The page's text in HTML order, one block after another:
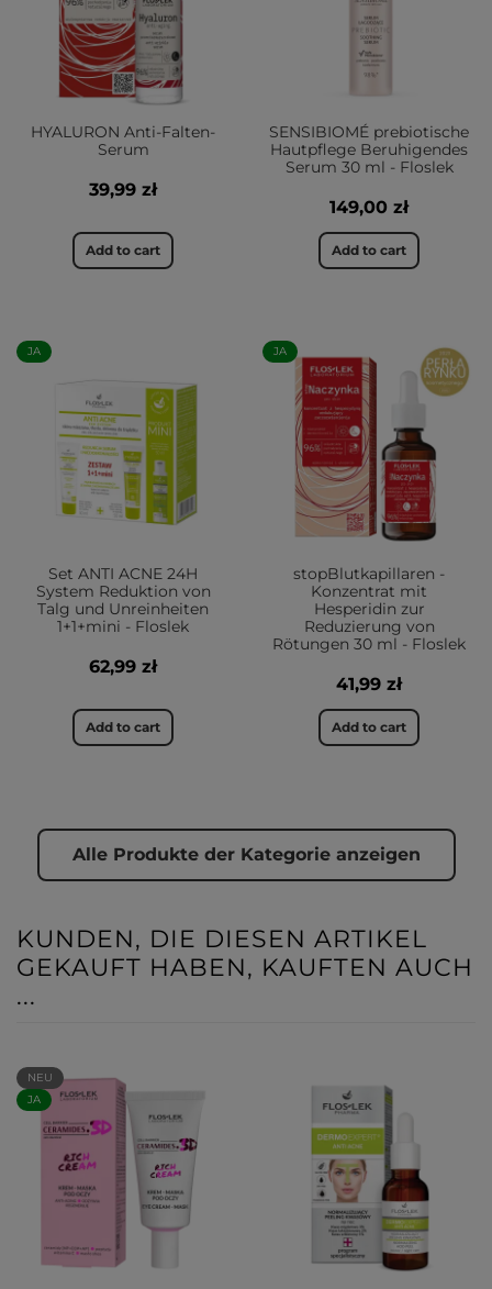
HYALURON Anti-Falten-
Serum
39,99 zł
Add to cart
SENSIBIOMÉ prebiotische
Hautpflege Beruhigendes
Serum 30 ml - Floslek
149,00 zł
Add to cart
JA
Set ANTI ACNE 24H
System Reduktion von
Talg und Unreinheiten
1+1+mini - Floslek
62,99 zł
Add to cart
JA
stopBlutkapillaren -
Konzentrat mit
Hesperidin zur
Reduzierung von
Rötungen 30 ml - Floslek
41,99 zł
Add to cart
Alle Produkte der Kategorie anzeigen
KUNDEN, DIE DIESEN ARTIKEL
GEKAUFT HABEN, KAUFTEN AUCH
...
NEU
JA